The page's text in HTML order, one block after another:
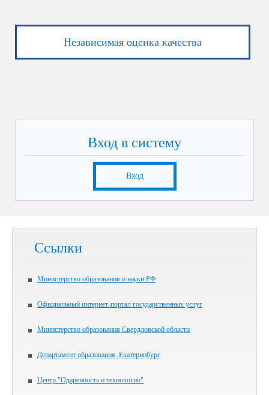
Независимая оценка качества
Вход в систему
Вход
Ссылки
Министерство образования и науки РФ
Официальный интернет-портал государственных услуг
Министерство образования Свердловской области
Департамент образования. Екатеринбург
Центр "Одаренность и технологии"